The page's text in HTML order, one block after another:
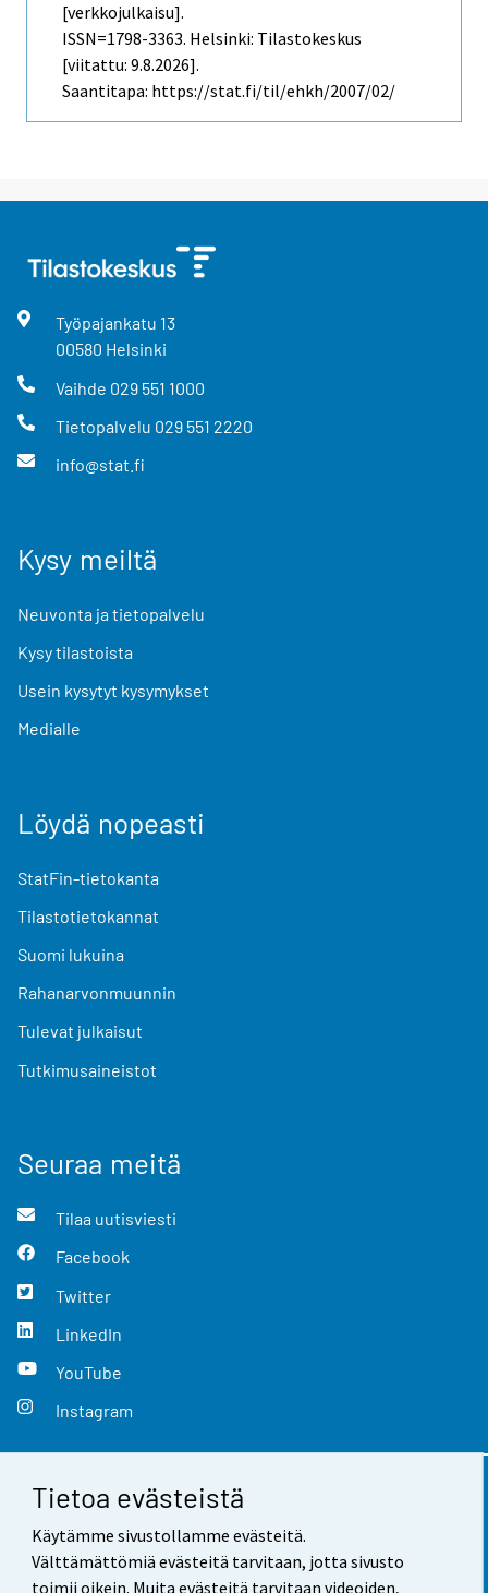
Tietoa evästeistä
Käytämme sivustollamme evästeitä.
Välttämättömiä evästeitä tarvitaan, jotta sivusto
toimii oikein. Muita evästeitä tarvitaan videoiden,
[verkkojulkaisu].
ISSN=1798-3363. Helsinki: Tilastokeskus
[viitattu: 9.8.2026].
Saantitapa: https://stat.fi/til/ehkh/2007/02/
Työpajankatu 13
00580 Helsinki
Vaihde 029 551 1000
Tietopalvelu 029 551 2220
info@stat.fi
Kysy meiltä
Neuvonta ja tietopalvelu
Kysy tilastoista
Usein kysytyt kysymykset
Medialle
Löydä nopeasti
StatFin-tietokanta
Tilastotietokannat
Suomi lukuina
Rahanarvonmuunnin
Tulevat julkaisut
Tutkimusaineistot
Seuraa meitä
Tilaa uutisviesti
Facebook
Twitter
LinkedIn
YouTube
Instagram
Yhteystiedot
Palaute